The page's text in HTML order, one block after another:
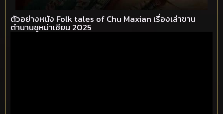
ตัวอย่างหนัง Folk tales of Chu Maxian เรื่องเล่าขาน
ตำนานชูหม่าเซียน 2025